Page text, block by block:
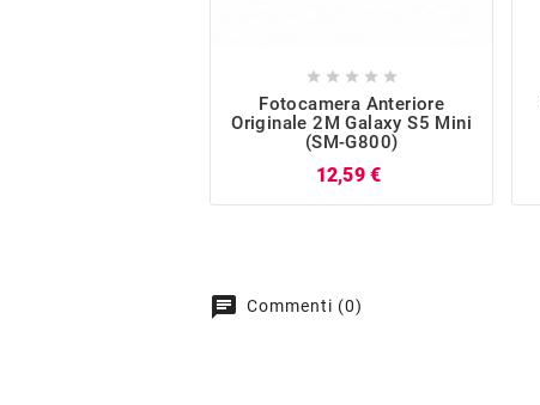
    
Fotocamera Anteriore
Originale 2M Galaxy S5 Mini
(SM-G800)
12,59 €
chat Commenti (0)